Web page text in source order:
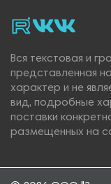
rutubevk_video.
Vk.
Вся текстовая и
представленная
характер и не
вид, подробные
поставки
размещенных на